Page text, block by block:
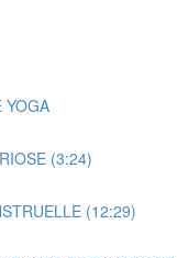
YOGA
(3:24)
(12:29)